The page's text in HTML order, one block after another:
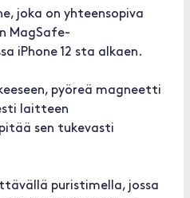
joka on yhteensopiva
MagSafe-
iPhone 12 sta alkaen.
pyöreä magneetti
laitteen
sen tukevasti
puristimella, jossa